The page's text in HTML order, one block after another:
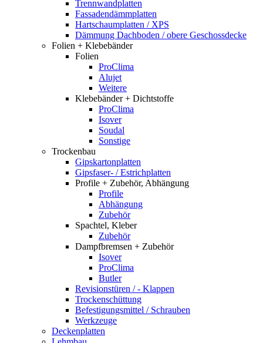
Trennwandplatten
Fassadendämmplatten
Hartschaumplatten / XPS
Dämmung Dachboden / obere Geschossdecke
Folien + Klebebänder
Folien
ProClima
Alujet
Weitere
Klebebänder + Dichtstoffe
ProClima
Isover
Soudal
Sonstige
Trockenbau
Gipskartonplatten
Gipsfaser- / Estrichplatten
Profile + Zubehör, Abhängung
Profile
Abhängung
Zubehör
Spachtel, Kleber
Zubehör
Dampfbremsen + Zubehör
Isover
ProClima
Butler
Revisionstüren / - Klappen
Trockenschüttung
Befestigungsmittel / Schrauben
Werkzeuge
Deckenplatten